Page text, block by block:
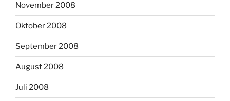
November 2008
Oktober 2008
September 2008
August 2008
Juli 2008